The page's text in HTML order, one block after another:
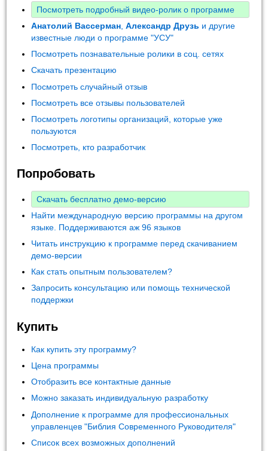
Посмотреть подробный видео-ролик о программе
Анатолий Вассерман ,Александр Друзь и другие
известные люди о программе "УСУ"
Посмотреть познавательные ролики в соц. сетях
Скачать презентацию
Посмотреть случайный отзыв
Посмотреть все отзывы пользователей
Посмотреть логотипы организаций, которые уже
пользуются
Посмотреть, кто разработчик
Попробовать
Скачать бесплатно демо-версию
Найти международную версию программы на другом
языке. Поддерживаются аж 96 языков
Читать инструкцию к программе перед скачиванием
демо-версии
Как стать опытным пользователем?
Запросить консультацию или помощь технической
поддержки
Купить
Как купить эту программу?
Цена программы
Отобразить все контактные данные
Можно заказать индивидуальную разработку
Дополнение к программе для профессиональных
управленцев "Библия Современного Руководителя"
Список всех возможных дополнений